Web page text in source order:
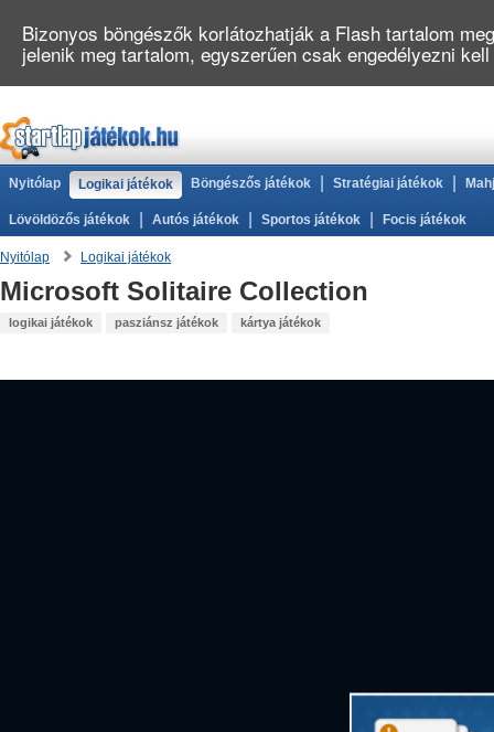
Nyitólap Logikai játékok Böngészős játékok Stratégiai játékok
Lövöldözős játékok Autós játékok Sportos játékok Focis játékok
Nyitólap Logikai játékok
Microsoft Solitaire Collection
logikai játékok pasziánsz játékok kártya játékok
Bizonyos böngészők korlátozhatják a Flash tartalom
jelenik meg tartalom, egyszerűen csak engedélyezni